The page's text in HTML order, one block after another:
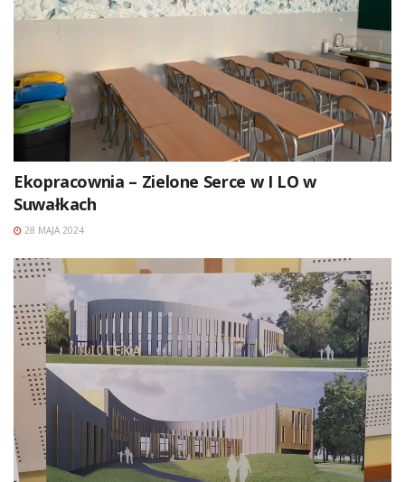
Ekopracownia – Zielone Serce w I LO w
Suwałkach
28 MAJA 2024